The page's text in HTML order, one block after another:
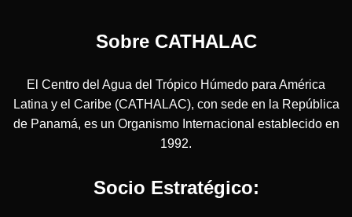
Sobre CATHALAC
El Centro del Agua del Trópico Húmedo para América
Latina y el Caribe (CATHALAC), con sede en la República
de Panamá, es un Organismo Internacional establecido en
1992.
Socio Estratégico: